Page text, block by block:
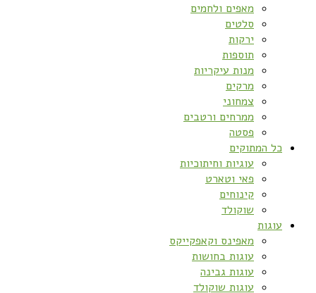
מאפים ולחמים
סלטים
ירקות
תוספות
מנות עיקריות
מרקים
צמחוני
ממרחים ורטבים
פסטה
כל המתוקים
עוגיות וחיתוכיות
פאי וטארט
קינוחים
שוקולד
עוגות
מאפינס וקאפקייקס
עוגות בחושות
עוגות גבינה
עוגות שוקולד